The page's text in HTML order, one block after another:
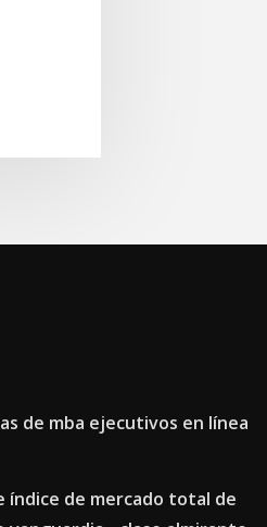
de mba ejecutivos en línea
índice de mercado total de